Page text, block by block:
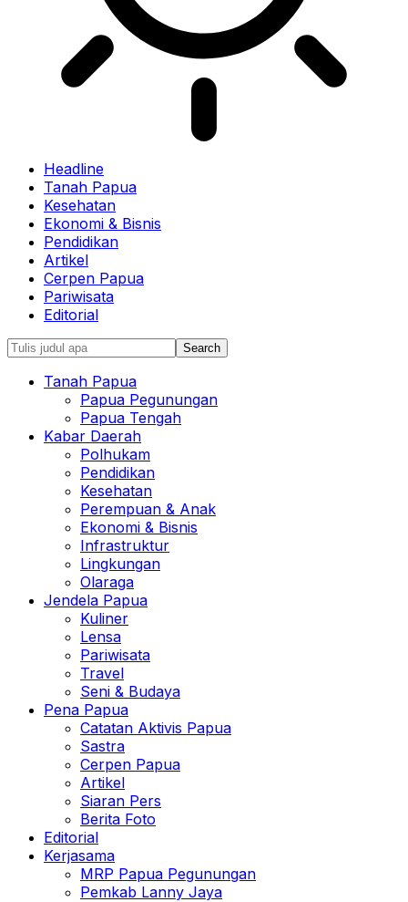
Headline
Tanah Papua
Kesehatan
Ekonomi & Bisnis
Pendidikan
Artikel
Cerpen Papua
Pariwisata
Editorial
Tanah Papua
Papua Pegunungan
Papua Tengah
Kabar Daerah
Polhukam
Pendidikan
Kesehatan
Perempuan & Anak
Ekonomi & Bisnis
Infrastruktur
Lingkungan
Olaraga
Jendela Papua
Kuliner
Lensa
Pariwisata
Travel
Seni & Budaya
Pena Papua
Catatan Aktivis Papua
Sastra
Cerpen Papua
Artikel
Siaran Pers
Berita Foto
Editorial
Kerjasama
MRP Papua Pegunungan
Pemkab Lanny Jaya